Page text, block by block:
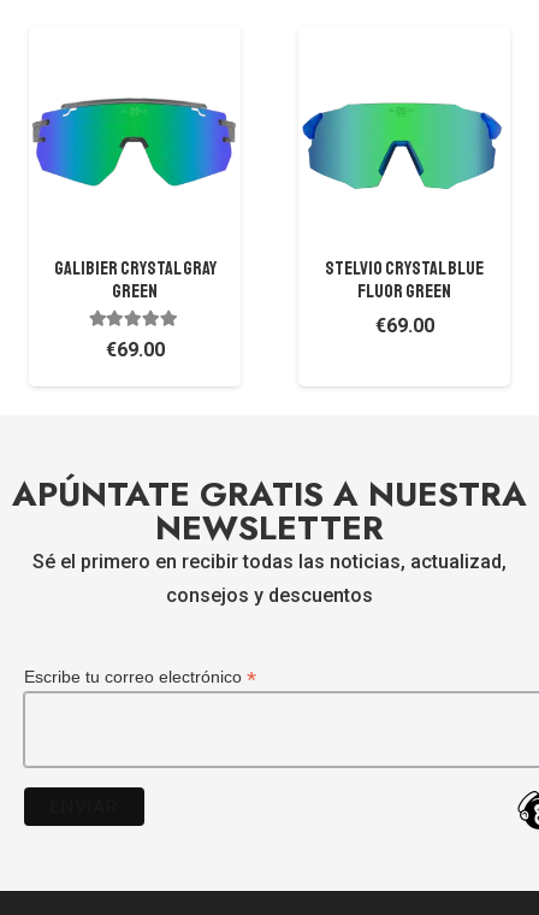
GALIBIER CRYSTAL GRAY
GREEN
Valorado con
€69.00
STELVIO CRYSTAL BLUE
FLUOR GREEN
€69.00
APÚNTATE GRATIS A NUESTRA
NEWSLETTER
Sé el primero en recibir todas las noticias, actualizad,
consejos y descuentos
Escribe tu correo electrónico *